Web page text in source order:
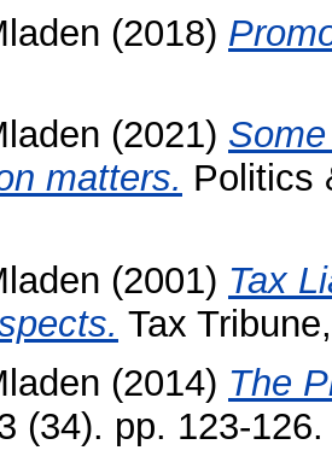
(2018)
(2021)
matters. Politics
(2001) Tax
Tax
(2014) The
(34). pp. 123-